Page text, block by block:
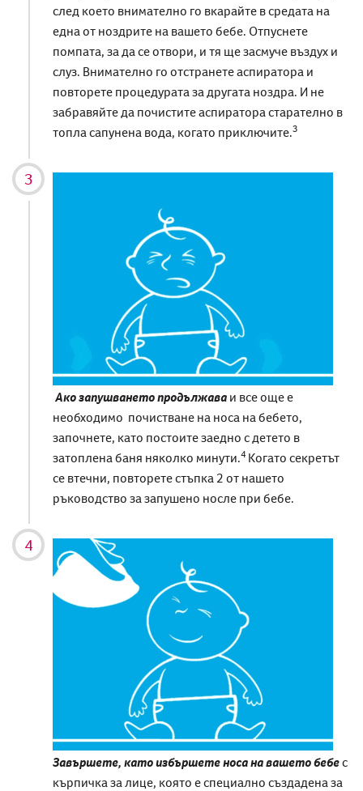
след което внимателно го вкарайте в средата на
една от ноздрите на вашето бебе. Отпуснете
помпата, за да се отвори, и тя ще засмуче въздух и
слуз. Внимателно го отстранетеаспиратора и
повторете процедуратаза другата ноздра. И не
забравяйте да почистите аспиратора старателно в
топла сапунена вода, когато приключите.3
Ако запушването продължава и все още e
необходимо почистване на носа на бебето,
започнете, като постоите заедно с детето в
затоплена баня няколко минути.4 Когато секретът
се втечни, повторете стъпка 2 от нашето
ръководство за запушено носле при бебе.
Завършете, като избършете носа на вашето бебес
кърпичка за лице, която е специално създадена за